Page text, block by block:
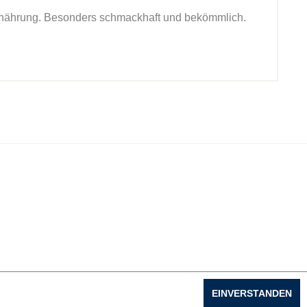
Besonders schmackhaft und bekömmlich.
EINVERSTANDEN